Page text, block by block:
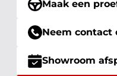
Maak een
Neem contact
Showroom